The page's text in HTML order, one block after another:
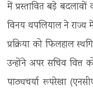
में प्रस्तावित बड़े
विनय थपलियाल ने
प्रक्रिया को फिलहाल
उन्होंने अपर सचिव वित्त
पाठ्यचर्या रूपरेखा